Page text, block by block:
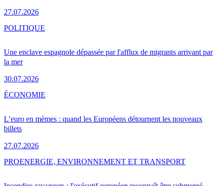
27.07.2026
Une enclave espagnole dépassée par l'afflux de migrants arrivant par
la mer
30.07.2026
POLITIQUE
L’euro en mèmes : quand les Européens détournent les nouveaux
billets
27.07.2026
ÉCONOMIE
PROENERGIE, ENVIRONNEMENT ET TRANSPORT